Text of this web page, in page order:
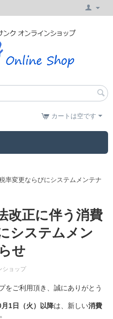
カートは空です
率変更ならびにシステムメンテナ
改正に伴う消費
システムメン
せ
ショップ
をご利用頂き、誠にありがとう
1日（火）以降は、新しい消費